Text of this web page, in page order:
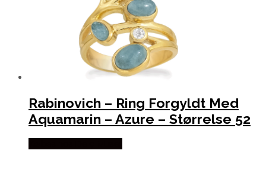
Rabinovich – Ring Forgyldt Med
Aquamarin – Azure – Størrelse 52